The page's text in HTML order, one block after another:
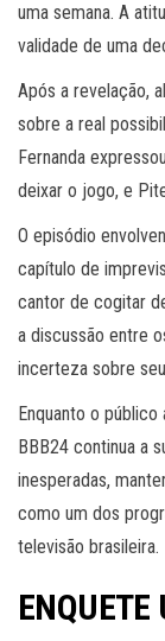
uma semana. A
validade de uma
Após a revelação,
sobre a real
Fernanda
deixar o jogo, e
O episódio
capítulo de
cantor de cogitar
a discussão entre
incerteza sobre
Enquanto o
BBB24 continua a
inesperadas,
como um dos
televisão brasileira.
ENQUETE